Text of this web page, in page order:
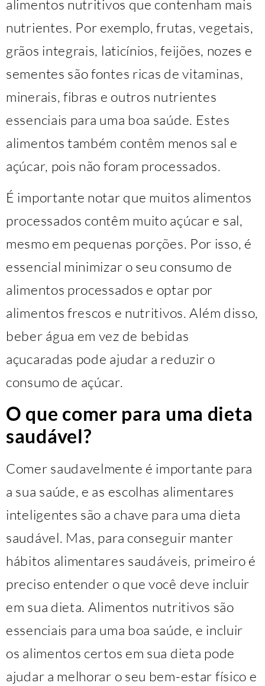
alimentos nutritivos que contenham mais
nutrientes. Por exemplo, frutas, vegetais,
grãos integrais, laticínios, feijões, nozes e
sementes são fontes ricas de vitaminas,
minerais, fibras e outros nutrientes
essenciais para uma boa saúde. Estes
alimentos também contêm menos sal e
açúcar, pois não foram processados.
É importante notar que muitos alimentos
processados contêm muito açúcar e sal,
mesmo em pequenas porções. Por isso, é
essencial minimizar o seu consumo de
alimentos processados e optar por
alimentos frescos e nutritivos. Além disso,
beber água em vez de bebidas
açucaradas pode ajudar a reduzir o
consumo de açúcar.
O que comer para uma dieta
saudável?
Comer saudavelmente é importante para
a sua saúde, e as escolhas alimentares
inteligentes são a chave para uma dieta
saudável. Mas, para conseguir manter
hábitos alimentares saudáveis, primeiro é
preciso entender o que você deve incluir
em sua dieta. Alimentos nutritivos são
essenciais para uma boa saúde, e incluir
os alimentos certos em sua dieta pode
ajudar a melhorar o seu bem-estar físico e